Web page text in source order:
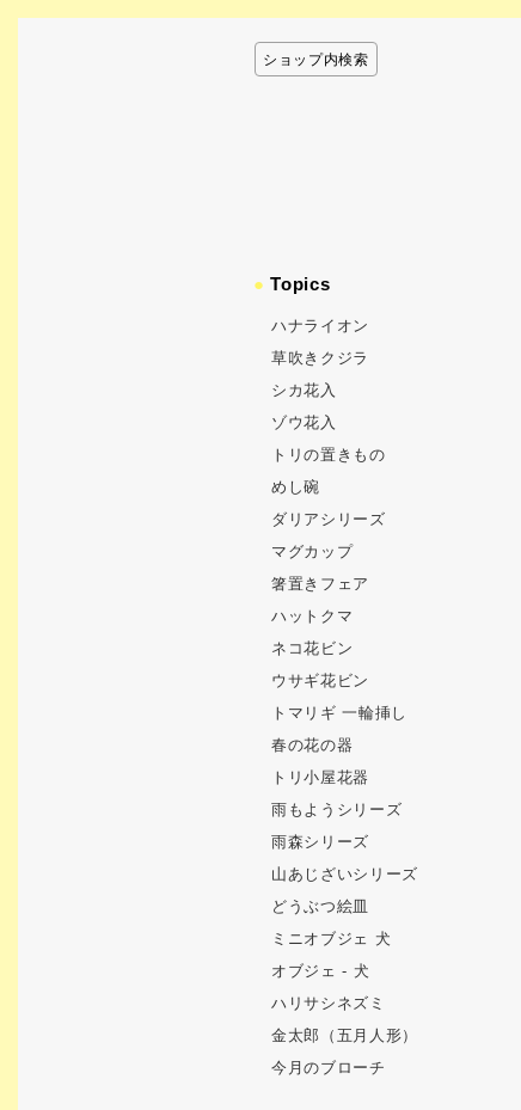
ショップ内検索
●Topics
ハナライオン
草吹きクジラ
シカ花入
ゾウ花入
トリの置きもの
めし碗
ダリアシリーズ
マグカップ
箸置きフェア
ハットクマ
ネコ花ビン
ウサギ花ビン
トマリギ 一輪挿し
春の花の器
トリ小屋花器
雨もようシリーズ
雨森シリーズ
山あじざいシリーズ
どうぶつ絵皿
ミニオブジェ 犬
オブジェ - 犬
ハリサシネズミ
金太郎（五月人形）
今月のブローチ